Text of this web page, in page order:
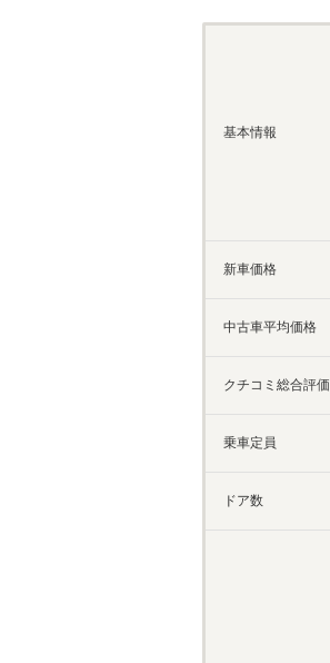
基本情報
新車価格
中古車平均価格
クチコミ総合評価
乗車定員
ドア数